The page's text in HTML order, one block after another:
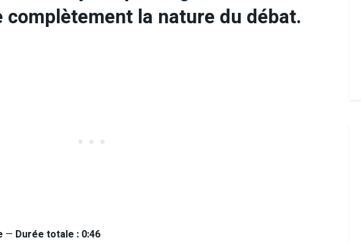
complètement la nature du débat.
— Durée totale : 0:46